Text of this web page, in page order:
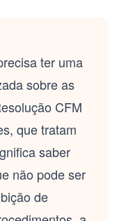
ter uma
sobre as
CFM
que tratam
saber
não pode ser
de